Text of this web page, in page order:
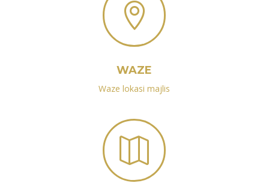

WAZE
Waze lokasi majlis
